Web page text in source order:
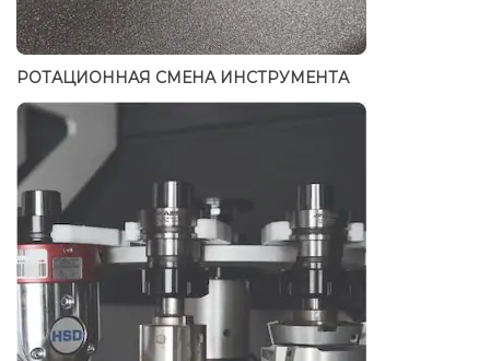
РОТАЦИОННАЯ СМЕНА ИНСТРУМЕНТА